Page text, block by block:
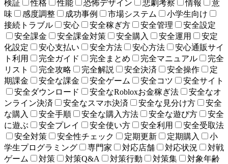
検証 性格 性能 恐怖デザイン 悲劇考察 情報
意
味
感度調整 成功事例 市場システム
小学生向け
接続トラブル
安心 安全稼ぎ方 安全管理
安全設定
安全課金
安全課金対策 安全購入 安全運用
安定
化設定
安心支払い 安全方法 安心方法
安心通販サイ
ト利用
完全ガイド 完全まとめ 完全マニュアル
完全
リスト
完全攻略 完全解説 安全決済 安全操作
定
期課金
安全な課金 安全ゲーム 安全コツ
安全サイト
安全ダウンロード
安全なRobloxお金稼ぎ法
安全なオ
ンライン決済
安全なスマホ決済 安全な見分け方
安全
な購入
安全手順 安全な購入方法 安全な遊び方
安全
に遊ぶ
安全プレイ 安全使い方 安全利用
安全受取法
安全対策
安全性チェック 定期更新 定期購入
小
学生プログラミング
専門家 対応店舗 対応状況
対戦
ゲーム
対策 対策Q&A 対策行動 対策集
対象年齢